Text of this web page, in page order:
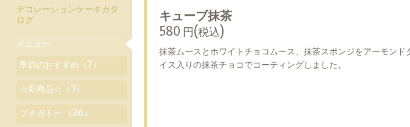
キューブ抹茶
580 円(税込)
抹茶ムースとホワイトチョコムース、抹茶スポンジをアーモンド
イス入りの抹茶チョコでコーティングしました。
デコレーションケーキカタ
ログ
メニュー
季節のおすすめ（7）
☆新商品☆（3）
プチガトー （26）